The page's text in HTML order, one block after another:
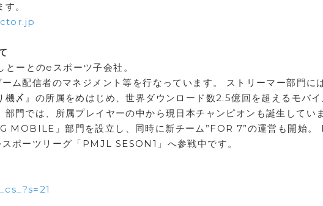
。
ーとのeスポーツ子会社。
ム配信者のマネジメント等を行なっています。 ストリーマー部門に
機〆』の所属をめはじめ、世界ダウンロード数2.5億回を超えるモバイ
では、所属プレイヤーの中から現日本チャンピオンも誕生していま
MOBILE」部門を設立し、同時に新チーム”FOR 7”の運営も開始。
ポーツリーグ「PMJL SESON1」へ参戦中です。